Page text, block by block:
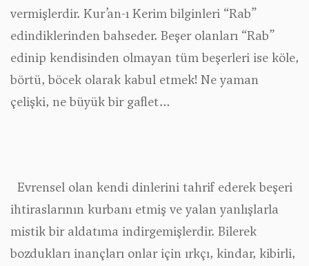
vermişlerdir. Kur’an-ı Kerim bilginleri “Rab”
edindiklerinden bahseder. Beşer olanları “Rab”
edinip kendisinden olmayan tüm beşerleri ise köle,
börtü, böcek olarak kabul etmek! Ne yaman
çelişki, ne büyük bir gaflet…
Evrensel olan kendi dinlerini tahrif ederek beşeri
ihtiraslarının kurbanı etmiş ve yalan yanlışlarla
mistik bir aldatıma indirgemişlerdir. Bilerek
bozdukları inançları onlar için ırkçı, kindar, kibirli,